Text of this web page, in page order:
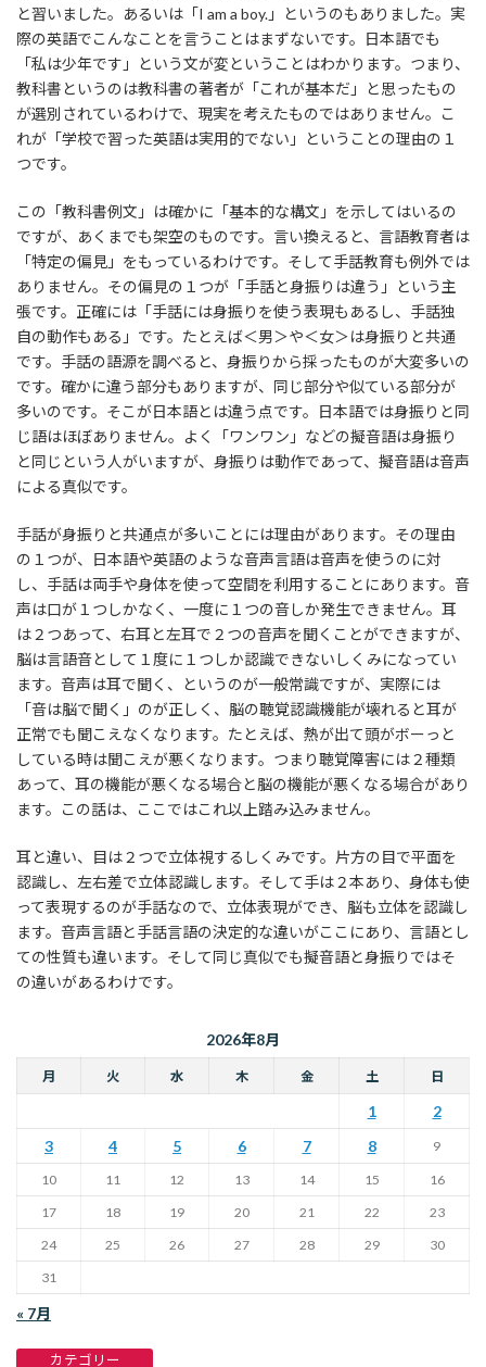
と習いました。あるいは「I am a boy.」というのもありました。実
際の英語でこんなことを言うことはまずないです。日本語でも
「私は少年です」という文が変ということはわかります。つまり、
教科書というのは教科書の著者が「これが基本だ」と思ったもの
が選別されているわけで、現実を考えたものではありません。こ
れが「学校で習った英語は実用的でない」ということの理由の１
つです。
この「教科書例文」は確かに「基本的な構文」を示してはいるの
ですが、あくまでも架空のものです。言い換えると、言語教育者は
「特定の偏見」をもっているわけです。そして手話教育も例外では
ありません。その偏見の１つが「手話と身振りは違う」という主
張です。正確には「手話には身振りを使う表現もあるし、手話独
自の動作もある」です。たとえば＜男＞や＜女＞は身振りと共通
です。手話の語源を調べると、身振りから採ったものが大変多いの
です。確かに違う部分もありますが、同じ部分や似ている部分が
多いのです。そこが日本語とは違う点です。日本語では身振りと同
じ語はほぼありません。よく「ワンワン」などの擬音語は身振り
と同じという人がいますが、身振りは動作であって、擬音語は音声
による真似です。
手話が身振りと共通点が多いことには理由があります。その理由
の１つが、日本語や英語のような音声言語は音声を使うのに対
し、手話は両手や身体を使って空間を利用することにあります。音
声は口が１つしかなく、一度に１つの音しか発生できません。耳
は２つあって、右耳と左耳で２つの音声を聞くことができますが、
脳は言語音として１度に１つしか認識できないしくみになってい
ます。音声は耳で聞く、というのが一般常識ですが、実際には
「音は脳で聞く」のが正しく、脳の聴覚認識機能が壊れると耳が
正常でも聞こえなくなります。たとえば、熱が出て頭がボーっと
している時は聞こえが悪くなります。つまり聴覚障害には２種類
あって、耳の機能が悪くなる場合と脳の機能が悪くなる場合があり
ます。この話は、ここではこれ以上踏み込みません。
耳と違い、目は２つで立体視するしくみです。片方の目で平面を
認識し、左右差で立体認識します。そして手は２本あり、身体も使
って表現するのが手話なので、立体表現ができ、脳も立体を認識し
ます。音声言語と手話言語の決定的な違いがここにあり、言語とし
ての性質も違います。そして同じ真似でも擬音語と身振りではそ
の違いがあるわけです。
2026年8月
月 火 水 木 金 土 日
1
2
3
4 5 6 7 8 9
10 11 12 13 14 15
16
17
18 19 20 21 22
23
24
25 26 27 28 29
30
31
« 7月
カテゴリー